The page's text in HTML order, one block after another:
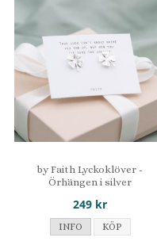
by Faith Lyckoklöver -
Örhängen i silver
249 kr
INFO KÖP